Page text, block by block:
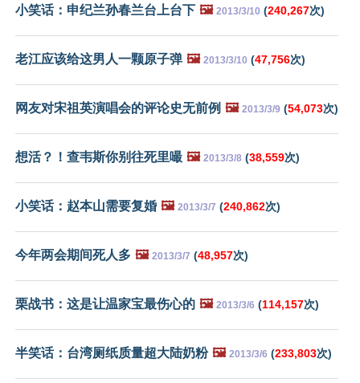
小笑话：申纪兰孙春兰台上台下 🖼️ 2013/3/10 (240,267次)
老江应该给这男人一颗原子弹 🖼️ 2013/3/10 (47,756次)
网友对宋祖英演唱会的评论史无前例 🖼️ 2013/3/9 (54,073次)
想活？！查韦斯你别往死里嘬 🖼️ 2013/3/8 (38,559次)
小笑话：赵本山需要复婚 🖼️ 2013/3/7 (240,862次)
今年两会期间死人多 🖼️ 2013/3/7 (48,957次)
栗战书：这是让温家宝最伤心的 🖼️ 2013/3/6 (114,157次)
半笑话：台湾厕纸质量超大陆奶粉 🖼️ 2013/3/6 (233,803次)